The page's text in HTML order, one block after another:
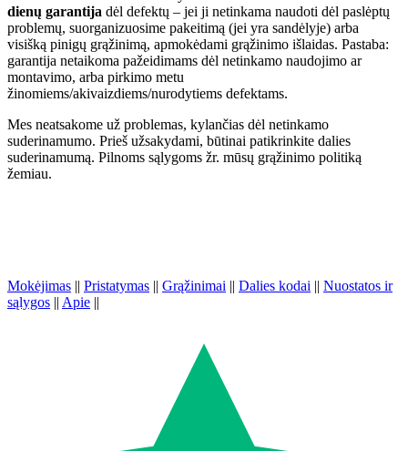
dienų garantija dėl defektų – jei ji netinkama naudoti dėl paslėptų
problemų, suorganizuosime pakeitimą (jei yra sandėlyje) arba
visišką pinigų grąžinimą, apmokėdami grąžinimo išlaidas. Pastaba:
garantija netaikoma pažeidimams dėl netinkamo naudojimo ar
montavimo, arba pirkimo metu
žinomiems/akivaizdiems/nurodytiems defektams.
Mes neatsakome už problemas, kylančias dėl netinkamo
suderinamumo. Prieš užsakydami, būtinai patikrinkite dalies
suderinamumą. Pilnoms sąlygoms žr. mūsų grąžinimo politiką
žemiau.
Mokėjimas || Pristatymas || Grąžinimai || Dalies kodai || Nuostatos ir
sąlygos || Apie ||